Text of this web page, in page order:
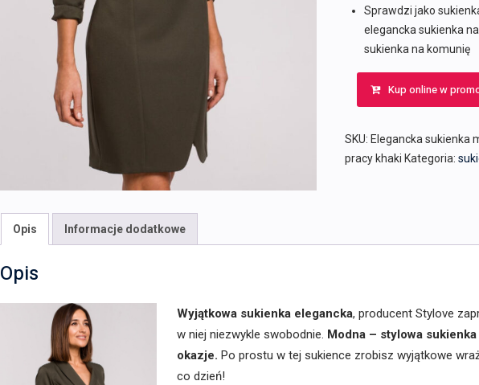
Sprawdzi jako
elegancka sukienka
sukienka na komunię
Kup online w
SKU: Elegancka sukienka
pracy khaki Kategoria:
Opis Informacje dodatkowe
Opis
Wyjątkowa sukienka elegancka, producent Stylove
w niej niezwykle swobodnie. Modna – stylowa
okazje. Po prostu w tej sukience zrobisz wyjątkowe
co dzień!